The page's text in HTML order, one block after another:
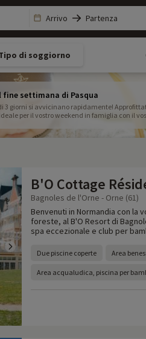
Arrivo Partenza
di soggiorno
fine settimana di Pasqua
3 giorni si avvicinano rapidamente!
per il vostro weekend in famiglia con il
B'O Cottage
Bagnoles de l'Orne - Orne (61)
Benvenuti in Normandia con la
foreste, al B'O Resort di
spa eccezionale e club per
Due piscine coperte Area
Area acqualudica, piscina per